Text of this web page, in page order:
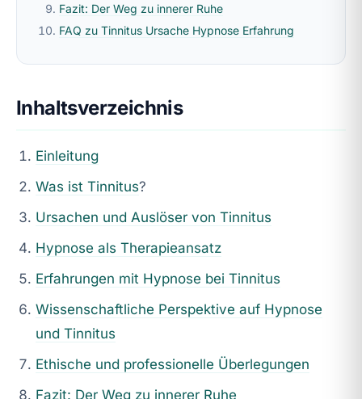
Fazit: Der Weg zu innerer Ruhe
FAQ zu Tinnitus Ursache Hypnose Erfahrung
Inhaltsverzeichnis
Einleitung
Was ist Tinnitus?
Ursachen und Auslöser von Tinnitus
Hypnose als Therapieansatz
Erfahrungen mit Hypnose bei Tinnitus
Wissenschaftliche Perspektive auf Hypnose
und Tinnitus
Ethische und professionelle Überlegungen
Fazit: Der Weg zu innerer Ruhe